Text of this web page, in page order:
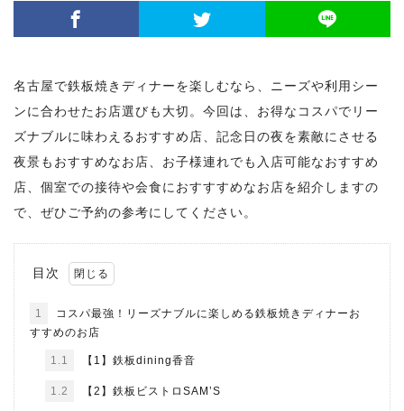
名古屋で鉄板焼きディナーを楽しむなら、ニーズや利用シー
ンに合わせたお店選びも大切。今回は、お得なコスパでリー
ズナブルに味わえるおすすめ店、記念日の夜を素敵にさせる
夜景もおすすめなお店、お子様連れでも入店可能なおすすめ
店、個室での接待や会食におすすすめなお店を紹介しますの
で、ぜひご予約の参考にしてください。
目次
1
コスパ最強！リーズナブルに楽しめる鉄板焼きディナーお
すすめのお店
1.1 【1】鉄板dining香音
1.2 【2】鉄板ビストロSAM’S